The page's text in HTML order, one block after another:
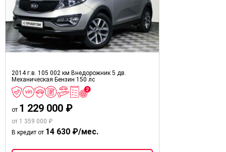
2014 г.в. 105 002 км Внедорожник 5 дв.
Механическая Бензин 150 лс
от 1 229 000 ₽
от 1 359 000 ₽
В кредит от 14 630 ₽/мес.